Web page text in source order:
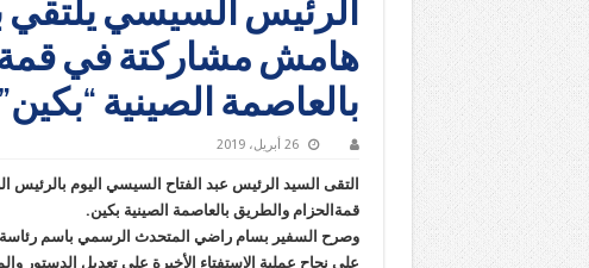
الرئيس السيسي يلتقي
هامش مشاركتة في قمة
بالعاصمة الصينية “بكين”
26 أبريل، 2019
التقى السيد الرئيس عبد الفتاح السيسي اليوم
قمةالحزام والطريق بالعاصمة الصينية بكين.
وصرح السفير بسام راضي المتحدث الرسمي باسم رئاسة
على نجاح عملية الاستفتاء الأخيرة على تعديل